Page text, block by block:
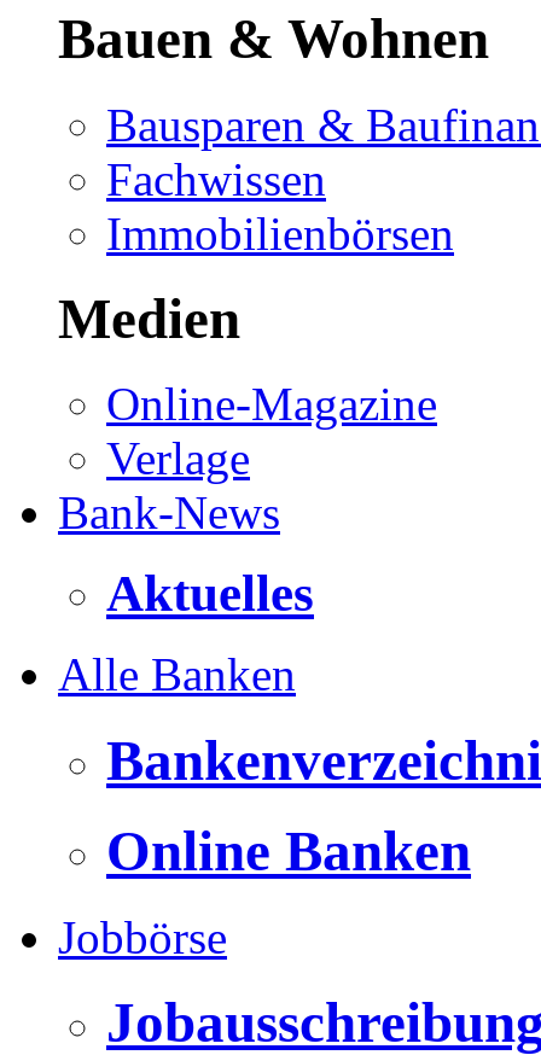
Bauen & Wohnen
Bausparen &
Fachwissen
Immobilienbörsen
Medien
Online-Magazine
Verlage
Bank-News
Aktuelles
Alle Banken
Online Banken
Jobbörse